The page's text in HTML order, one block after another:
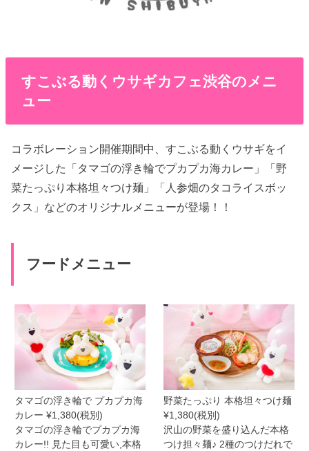
すこぶる動くウサギカフェ渋谷のメニ
ュー
コラボレーション開催期間中、すこぶる動くウサギをイ
メージした「タマゴの浮き輪でプカプカ海カレー」「野
菜たっぷり本格坦々つけ麺」「人参畑のタコライスボッ
クス」などのオリジナルメニューが登場！！
フードメニュー
タマゴの浮き輪で プカプカ海
カレー ¥1,380(税別)
タマゴの浮き輪でプカプカ海
カレー!! 見た目も可愛い,本格
野菜たっぷり 本格坦々つけ麺
¥1,380(税別)
沢山の野菜を盛り込んだ本格
つけ担々麺♪ 2種のつけだれで